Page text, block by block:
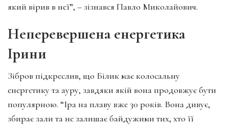
який вірив в неї”, – зізнався Павло Миколайович.
Неперевершена енергетика
Ірини
Зібров підкреслив, що Білик має колосальну
енергетику та ауру, завдяки якій вона продовжує бути
популярною. “Іра на плаву вже 30 років. Вона дивує,
збирає зали та не залишає байдужими тих, хто її